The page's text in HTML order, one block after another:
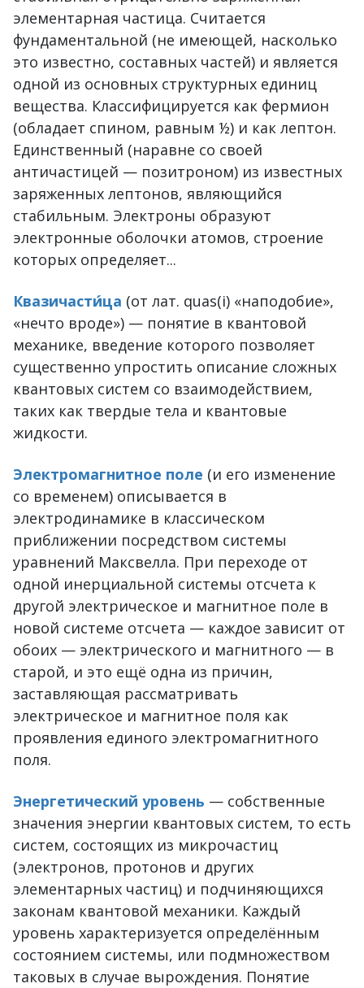
элементарная частица. Считается
фундаментальной (не имеющей, насколько
это известно, составных частей) и является
одной из основных структурных единиц
вещества. Классифицируется как фермион
(обладает спином, равным ½) и как лептон.
Единственный (наравне со своей
античастицей — позитроном) из известных
заряженных лептонов, являющийся
стабильным. Электроны образуют
электронные оболочки атомов, строение
которых определяет...
Квазичасти́ца (от лат. quas(i) «наподобие»,
«нечто вроде») — понятие в квантовой
механике, введение которого позволяет
существенно упростить описание сложных
квантовых систем со взаимодействием,
таких как твердые тела и квантовые
жидкости.
Электромагнитное поле (и его изменение
со временем) описывается в
электродинамике в классическом
приближении посредством системы
уравнений Максвелла. При переходе от
одной инерциальной системы отсчета к
другой электрическое и магнитное поле в
новой системе отсчета — каждое зависит от
обоих — электрического и магнитного — в
старой, и это ещё одна из причин,
заставляющая рассматривать
электрическое и магнитное поля как
проявления единого электромагнитного
поля.
Энергетический уровень — собственные
значения энергии квантовых систем, то есть
систем, состоящих из микрочастиц
(электронов, протонов и других
элементарных частиц) и подчиняющихся
законам квантовой механики. Каждый
уровень характеризуется определённым
состоянием системы, или подмножеством
таковых в случае вырождения. Понятие